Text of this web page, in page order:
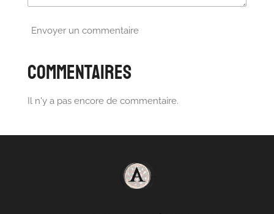
Envoyer un commentaire
Commentaires
Il n'y a pas encore de commentaire.